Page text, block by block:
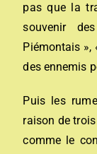
pas que la
souvenir
Piémontais »,
des ennemis
Puis les
raison de
comme le